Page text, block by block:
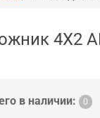
4X2
в наличии: 0